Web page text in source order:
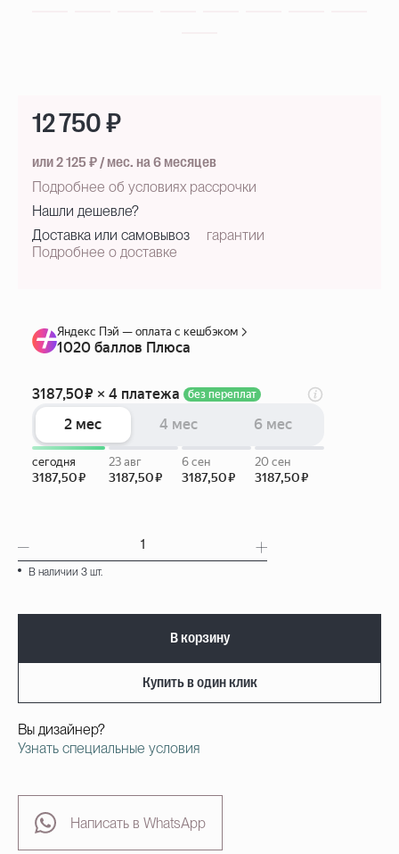
В наличии 3 шт.
В корзину
Купить в один клик
Вы дизайнер?
Узнать специальные условия
Написать в WhatsApp
12 750 ₽
или 2 125 ₽ / мес. на 6 месяцев
Подробнее об условиях рассрочки
Нашли дешевле?
Доставка или самовывоз
Подробнее о доставке
гарантии